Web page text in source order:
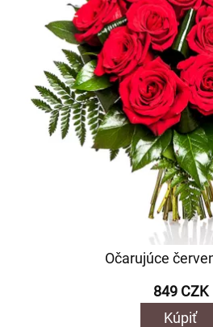
Očarujúce
849 CZK
Kúpiť